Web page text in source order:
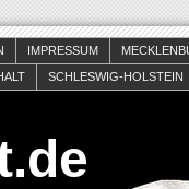
IMPRESSUM
SCHLESWIG-HOLSTEIN